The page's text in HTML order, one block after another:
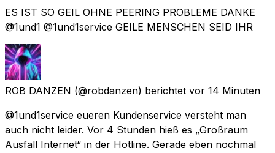
ES IST SO GEIL OHNE PEERING PROBLEME DANKE
@1und1 @1und1service GEILE MENSCHEN SEID IHR
ROB DANZEN (@robdanzen) berichtet vor 14 Minuten
@1und1service eueren Kundenservice versteht man
auch nicht leider. Vor 4 Stunden hieß es „Großraum
Ausfall Internet“ in der Hotline. Gerade eben nochmal